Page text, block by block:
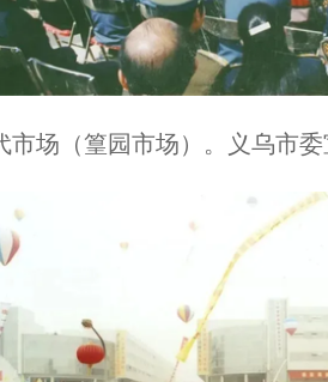
市场（篁园市场）。义乌市